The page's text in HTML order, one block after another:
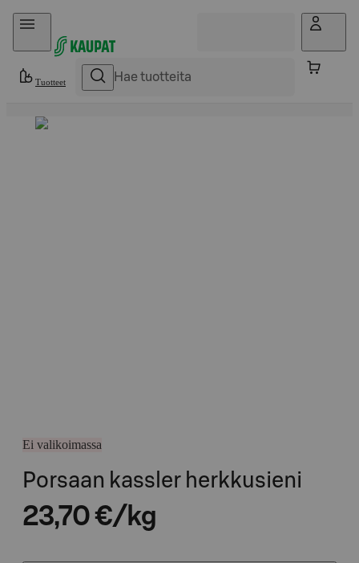
Hyppää sisältöön
Tuotteet
Ei valikoimassa
Porsaan kassler herkkusieni
23,70 €/kg